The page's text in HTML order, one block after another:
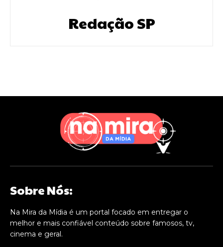
Redação SP
Sobre Nós:
Na Mira da Mídia é um portal focado em entregar o
melhor e mais confiável conteúdo sobre famosos, tv,
cinema e geral.